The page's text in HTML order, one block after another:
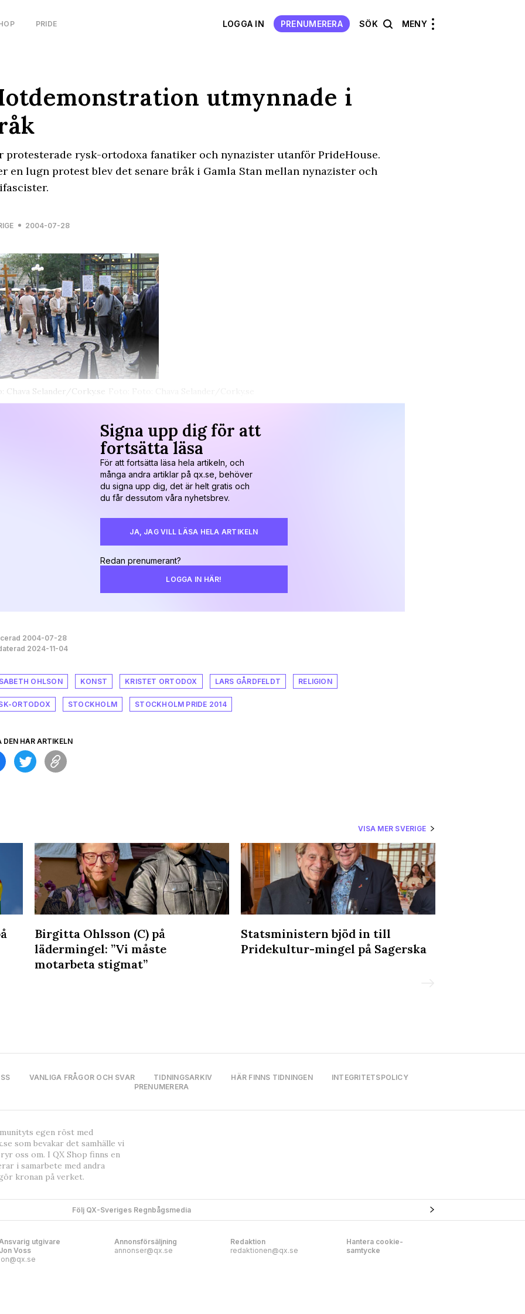
PRIDE LOGGA IN PRENUMERERA SÖK MENY
utmynnade i
protesterade rysk-ortodoxa fanatiker och nynazister utanför PrideHouse.
en lugn protest blev det senare bråk i Gamla Stan mellan nynazister och
2004-07-28
Chava Selander/Corky.se
Signa upp dig för att
fortsätta läsa
För att fortsätta läsa hela artikeln, och
många andra artiklar på qx.se, behöver
du signa upp dig, det är helt gratis och
du får dessutom våra nyhetsbrev.
JA, JAG VILL LÄSA HELA ARTIKELN
Redan prenumerant?
LOGGA IN HÄR!
2004-07-28
2024-11-04
OHLSON KONST KRISTET ORTODOX LARS GÅRDFELDT RELIGION
ORTODOX STOCKHOLM STOCKHOLM PRIDE 2014
DEN HÄR ARTIKELN
VISA MER SVERIGE
Birgitta Ohlsson (C) på
lädermingel: ”Vi måste
motarbeta stigmat”
Statsministern bjöd in till
Pridekultur-mingel på Sagerska
VANLIGA FRÅGOR OCH SVAR TIDNINGSARKIV HÄR FINNS TIDNINGEN
INTEGRITETSPOLICY
PRENUMERERA
egen röst med
som bevakar det samhälle vi
oss om. I QX Shop finns en
i samarbete med andra
kronan på verket.
Följ QX-Sveriges Regnbågsmedia
utgivare
Voss
Annonsförsäljning
annonser@qx.se
Redaktion
redaktionen@qx.se
Hantera cookie-
samtycke